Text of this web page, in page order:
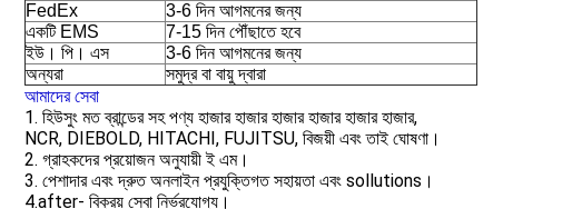
FedEx
3-6 দিন আগমনের জন্য
একটি EMS
7-15 দিন পৌঁছাতে হবে
ইউ। পি। এস
3-6 দিন আগমনের জন্য
অন্যরা
সমুদ্র বা বায়ু দ্বারা
আমাদের সেবা
1. হিউসুং মত ব্রান্ডের সহ পণ্য হাজার হাজার হাজার হাজার হাজার হাজার,
NCR, DIEBOLD, HITACHI, FUJITSU, বিজয়ী এবং তাই ঘোষণা।
2. গ্রাহকদের প্রয়োজন অনুযায়ী ই এম।
3. পেশাদার এবং দ্রুত অনলাইন প্রযুক্তিগত সহায়তা এবং sollutions।
4.after- বিক্রয় সেবা নির্ভরযোগ্য।